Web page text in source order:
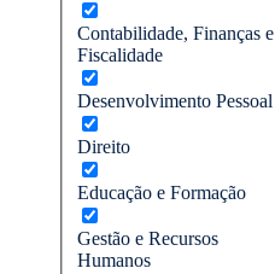
Contabilidade, Finanças e
Fiscalidade
Desenvolvimento Pessoal
Direito
Educação e Formação
Gestão e Recursos
Humanos